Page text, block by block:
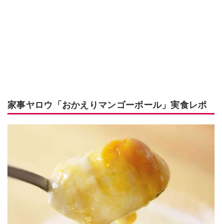
家事ヤロウ「おかえりマンゴーボール」実食レポ